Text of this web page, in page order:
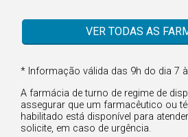
Faro
Guarda
Leiria
Lisboa
Portalegre
VER TODAS AS
* Informação válida das 9h do dia 7
A farmácia de turno de regime de
assegurar que um farmacêutico ou
habilitado está disponível para
solicite, em caso de urgência.